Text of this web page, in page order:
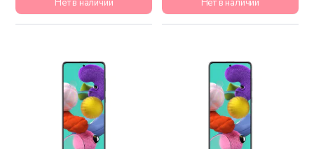
Нет в наличии Нет в наличии